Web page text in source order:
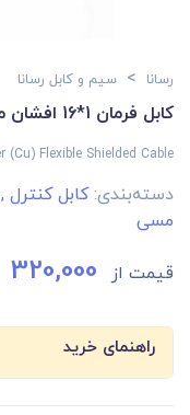
رسانا > سیم و کابل رسانا
کابل فرمان 1*16 افشان مسی شیلد دار رسانا
(Cu) Flexible Shielded Cable
دسته‌بندی:کابل کنترل
مسی
قیمت از 320,000
راهنمای خرید